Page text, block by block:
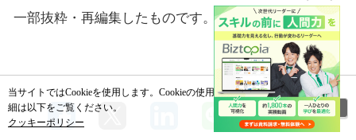
一部抜粋・再編集したものです。
当サイトではCookieを使用します。Cookieの使用に関する詳
細は以下をご覧ください。
クッキーポリシー
閉じる